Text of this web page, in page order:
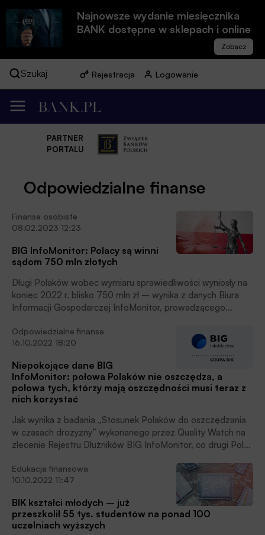
Najnowsze wydanie miesięcznika
BANK dostępne w sklepach i online
Szukaj Rejestracja Logowanie
PARTNER
PORTALU
Odpowiedzialne finanse
Finanse osobiste
08.02.2023 12:23
BIG InfoMonitor: Polacy są winni
sądom 750 mln złotych
Długi Polaków wobec wymiaru sprawiedliwości wyniosły na
koniec 2022 r. blisko 750 mln zł – wynika z danych Biura
Informacji Gospodarczej InfoMonitor, prowadzącego
wystarczyłoby na utrzymanie sądów przez niemal miesiąc,
ale blisko 162 tys. osób nie kwapi się by je wpłacić.
Najczęściej dłużnicy nie regulują grzywien i kosztów
sądowych.
Odpowiedzialne finanse
16.10.2022 18:20
Niepokojące dane BIG
InfoMonitor: połowa Polaków nie oszczędza, a
połowa tych, którzy mają oszczędności musi teraz z
nich korzystać
Jak wynika z badania „Stosunek Polaków do oszczędzania
w czasach drożyzny” wykonanego przez Quality Watch na
zlecenie Rejestru Dłużników BIG InfoMonitor, co drugi Polak
sześciu miesiącach, w celu sfinansowania swoich
podstawowych potrzeb (49 proc.).
Edukacja finansowa
10.10.2022 11:47
BIK kształci młodych – już
przeszkolił 55 tys. studentów na ponad 100
uczelniach wyższych